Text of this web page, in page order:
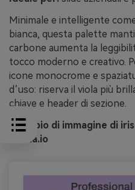
Minimale e intelligente
bianca, questa palette
carbone aumenta la
tocco moderno e creativo.
icone monocrome e
d’uso: riserva il viola più
chiave e header di sezione.
Esempio di immagine di
media.io